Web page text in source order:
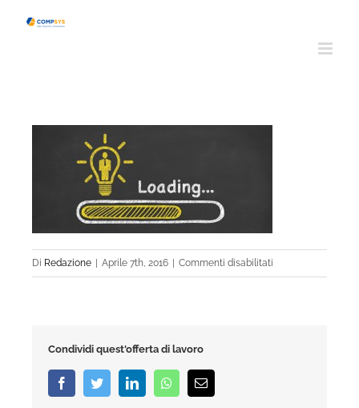
Di Redazione Aprile 7th, 2016 Commenti disabilitati
mille450
Condividi quest'offerta di lavoro
FacebookTwitterLinkedInWhatsappEmail